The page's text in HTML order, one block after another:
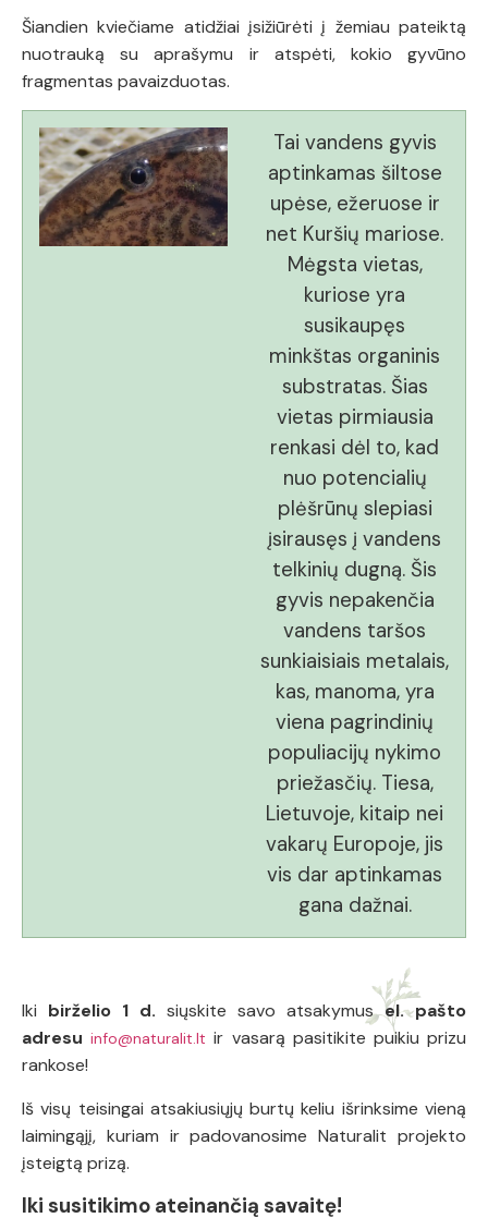
Šiandien kviečiame atidžiai įsižiūrėti į žemiau pateiktą
nuotrauką su aprašymu ir atspėti, kokio gyvūno
fragmentas pavaizduotas.
Tai vandens gyvis
aptinkamas šiltose
upėse, ežeruose ir
net Kuršių mariose.
Mėgsta vietas,
kuriose yra
susikaupęs
minkštas organinis
substratas. Šias
vietas pirmiausia
renkasi dėl to, kad
nuo potencialių
plėšrūnų slepiasi
įsirausęs į vandens
telkinių dugną. Šis
gyvis nepakenčia
vandens taršos
sunkiaisiais metalais,
kas, manoma, yra
viena pagrindinių
populiacijų nykimo
priežasčių. Tiesa,
Lietuvoje, kitaip nei
vakarų Europoje, jis
vis dar aptinkamas
gana dažnai.
Iki birželio 1 d. siųskite savo atsakymusel. pašto
adresuinfo@naturalit.lt ir vasarą pasitikite puikiu prizu
rankose!
Iš visų teisingai atsakiusiųjų burtų keliu išrinksime vieną
laimingąjį, kuriam ir padovanosime Naturalit projekto
įsteigtą prizą.
Iki susitikimo ateinančią savaitę!